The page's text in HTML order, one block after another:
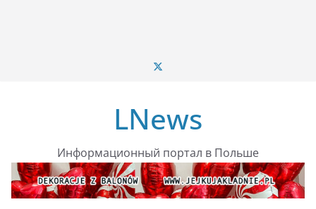
LNews
Информационный портал в Польше